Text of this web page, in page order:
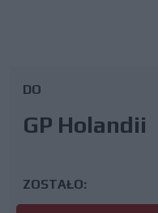
DO
GP Holandii
ZOSTAŁO: